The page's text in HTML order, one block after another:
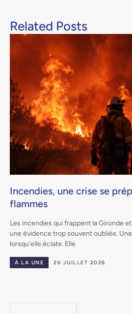
Related Posts
Incendies, une crise se
flammes
Les incendies qui frappent la Gironde
une évidence trop souvent oubliée.
lorsqu’elle éclate. Elle
26 JUILLET 2026
À LA UNE